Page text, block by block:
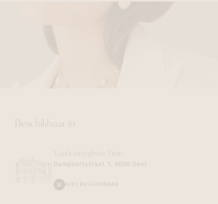
Beschikbaar in
Vanhoutteghem Time
Dampoortstraat 1, 9000 Gent
NIET BESCHIKBAAR